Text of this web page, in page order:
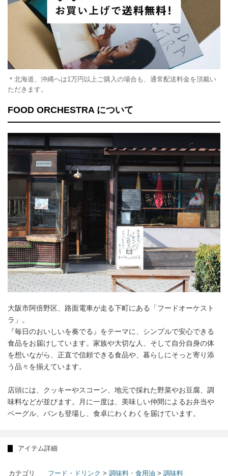
＊北海道、沖縄へは1万円以上ご購入の場合も、通常配送料金を頂戴い
ただきます。
FOOD ORCHESTRA について
大阪市阿倍野区、路面電車が走る下町にある「フードオーケスト
ラ」。
『毎日のおいしいを奏でる』をテーマに、シンプルで安心できる
食品をお届けしています。家族や大切な人、そして自分自身の体
を想いながら、正直で信頼できる食品や、暮らしにそっと寄り添
う品々を揃えています。
店頭には、クッキーやスコーン、地元で採れた野菜やお豆腐、調
味料などが並びます。月に一度は、美味しい仲間によるお弁当や
ベーグル、パンも登場し、食卓にわくわくを届けています。
アイテム詳細
カテゴリ フード・ドリンク > 調味料・食用油 > 調味料